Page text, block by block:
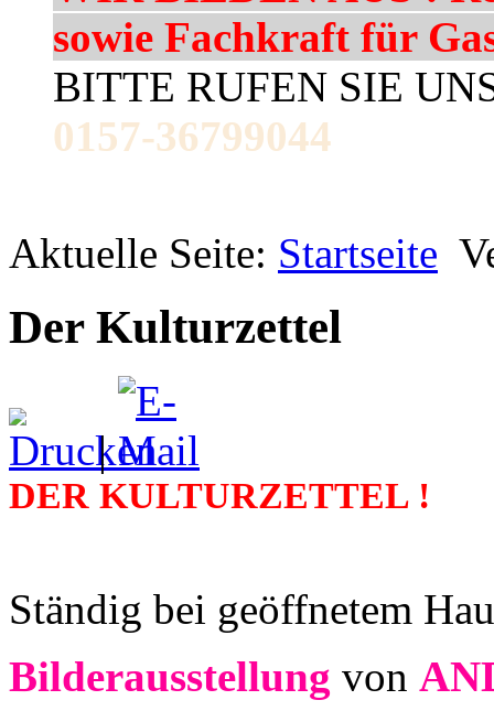
sowie Fachkraft für
BITTE RUFEN SIE
0157-36799044
Aktuelle Seite: Startseite
Der Kulturzettel
|
DER KULTURZETTEL !
Ständig bei geöffnetem
Bilderausstellung von